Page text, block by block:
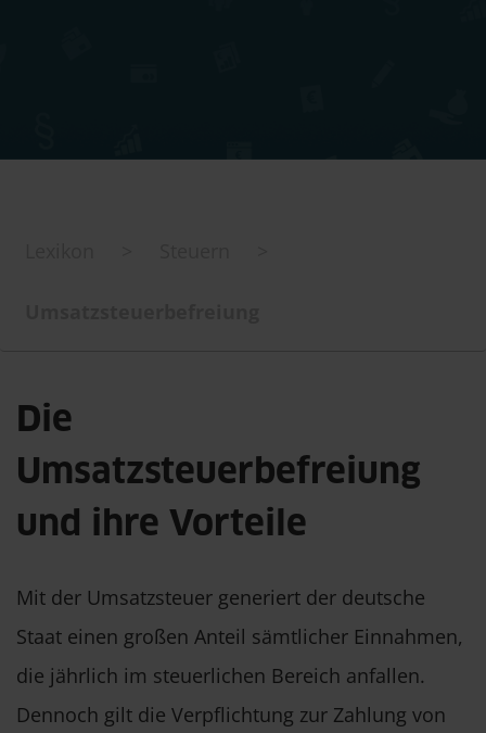
Die
Umsatzsteuerbefreiung
und ihre Vorteile
Mit der Umsatzsteuer generiert der deutsche
Staat einen großen Anteil sämtlicher Einnahmen,
die jährlich im steuerlichen Bereich anfallen.
Dennoch gilt die Verpflichtung zur Zahlung von